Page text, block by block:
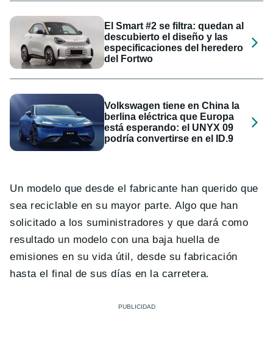
El Smart #2 se filtra: quedan al
descubierto el diseño y las
especificaciones del heredero
del Fortwo
Volkswagen tiene en China la
berlina eléctrica que Europa
está esperando: el UNYX 09
podría convertirse en el ID.9
Un modelo que desde el fabricante han querido que
sea reciclable en su mayor parte. Algo que han
solicitado a los suministradores y que dará como
resultado un modelo con una baja huella de
emisiones en su vida útil, desde su fabricación
hasta el final de sus días en la carretera.